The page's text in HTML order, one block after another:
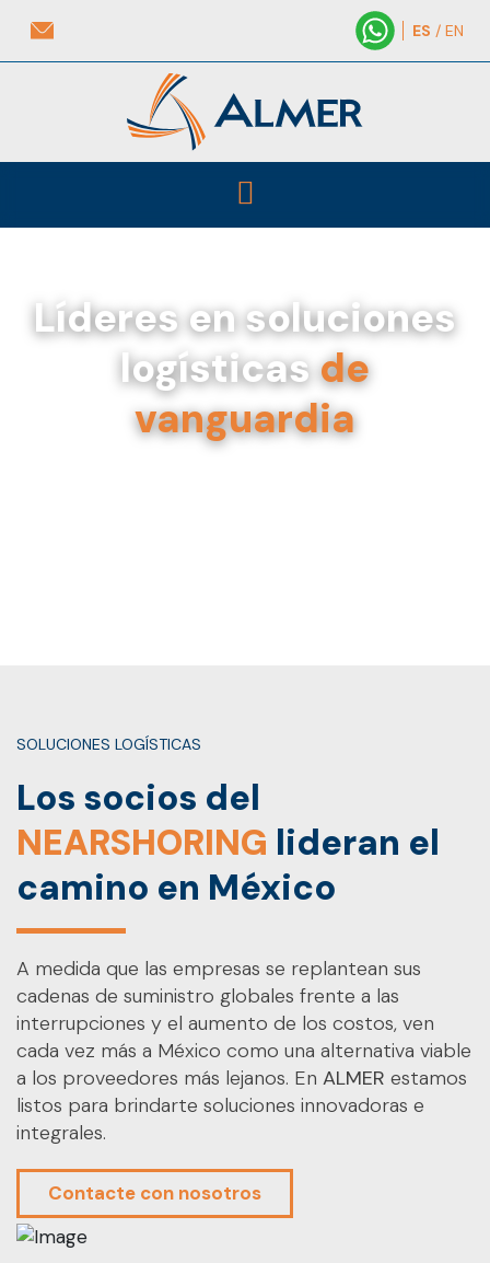
ES / EN
Líderes en soluciones
logísticasde
vanguardia
SOLUCIONES LOGÍSTICAS
Los socios del
NEARSHORING lideran el
camino en México
A medida que las empresas se replantean sus
cadenas de suministro globales frente a las
interrupciones y el aumento de los costos, ven
cada vez más a México como una alternativa viable
a los proveedores más lejanos. En ALMER estamos
listos para brindarte soluciones innovadoras e
integrales.
Contacte con nosotros